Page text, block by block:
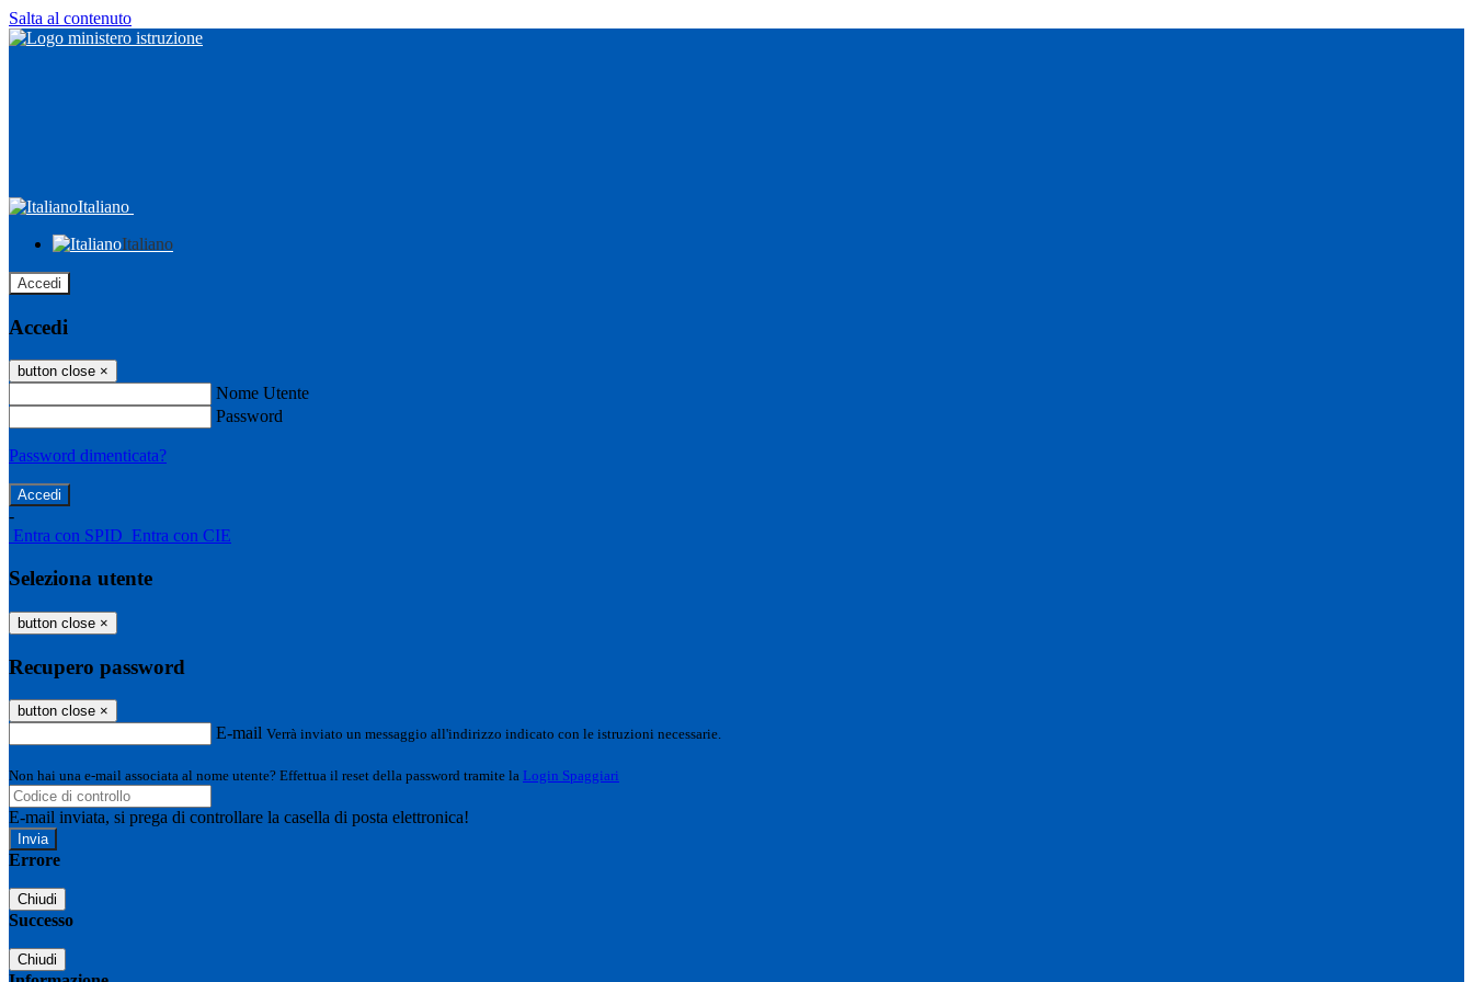
Salta al contenuto
Italiano
Italiano
Accedi
Accedi
button close ×
Nome Utente
Password
Password dimenticata?
-
Entra con SPID Entra con CIE
Seleziona utente
button close ×
Recupero password
button close ×
E-mail Verrà inviato un messaggio all'indirizzo indicato con le istruzioni necessarie.
Non hai una e-mail associata al nome utente? Effettua il reset della password tramite la Login Spaggiari
E-mail inviata, si prega di controllare la casella di posta elettronica!
Errore
Chiudi
Successo
Chiudi